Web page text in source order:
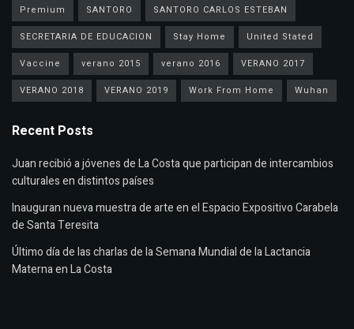
Premium
SANTORO
SANTORO CARLOS ESTEBAN
SECRETARIA DE EDUCACION
Stay Home
United Stated
Vaccine
verano 2015 verano 2016
VERANO 2017
VERANO 2018
VERANO 2019 Work From Home Wuhan
Recent Posts
Juan recibió a jóvenes de La Costa que participan de intercambios
culturales en distintos países
Inauguran nueva muestra de arte en el Espacio Expositivo Carabela
de Santa Teresita
Último día de las charlas de la Semana Mundial de la Lactancia
Materna en La Costa